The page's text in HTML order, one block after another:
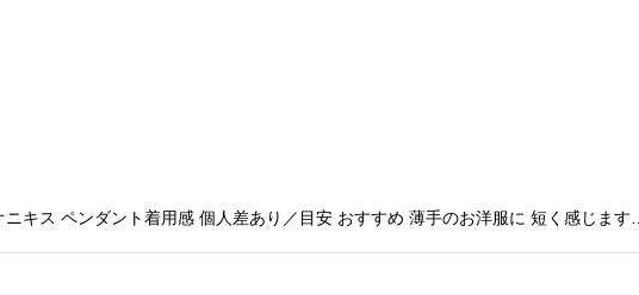
キス ペンダント着用感 個人差あり／目安 おすすめ 薄手のお洋服に 短く感じます…